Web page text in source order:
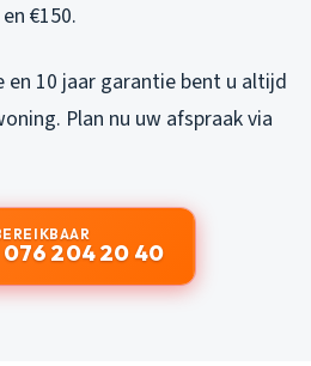
€150.
en 10 jaar garantie bent u altijd
Plan nu uw afspraak via
076 204 20 40